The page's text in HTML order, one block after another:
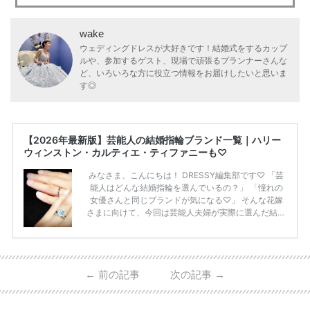
wake
ウェディングドレスが大好きです！結婚式をするカップ
ルや、参加するゲスト、現場で頑張るプランナーさんな
ど、いろいろな方に役立つ情報をお届けしたいと思いま
す◎
【2026年最新版】芸能人の結婚指輪ブランド一覧｜ハリー
ウィンストン・カルティエ・ティファニーも♡
みなさま、こんにちは！ DRESSY編集部です♡ 「芸
能人はどんな結婚指輪を選んでいるの？」 「憧れの
女優さんと同じブランドが気になる♡」 そんな花嫁
さまに向けて、今回は芸能人夫婦が実際に選んだ結婚
ーウィンストンやカルティエ、ティファニーなど世界
日本で人気のブランドまで幅広くご紹介。 さらに、
・愛用している芸能人夫婦 ・リングの特徴や魅力 ・
← 前の記事 次の記事 →